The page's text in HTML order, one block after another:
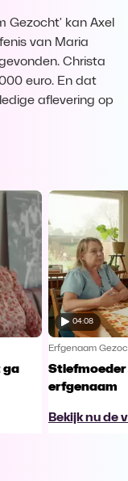
Gezocht' kan Axel
van Maria
Christa
euro. En dat
aflevering op
ga
04:08
Erfgenaam
erfgenaam
Bekijk nu de